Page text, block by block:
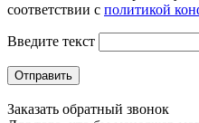
соответствии с политикой
Введите текст
Отправить
Заказать обратный звонок